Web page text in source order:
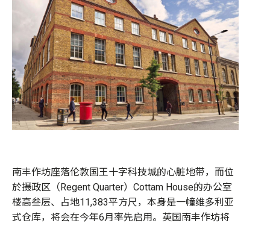
南丰作坊座落伦敦国王十字科技城的心脏地带，而位
於摄政区（Regent Quarter）Cottam House的办公室
楼高叁层、占地11,383平方尺，本身是一幢维多利亚
式仓库，将会在今年6月率先启用。英国南丰作坊将